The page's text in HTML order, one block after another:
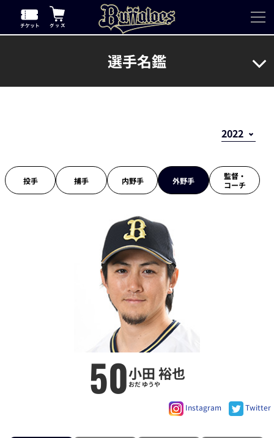
選手名鑑
投手 捕手 内野手 外野手
監督・
コーチ
50小田 裕也
おだ ゆうや
Instagram Twitter